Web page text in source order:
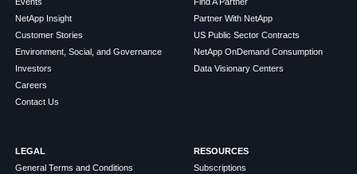
NetApp Insight
Customer Stories
Environment, Social, and Governance
Investors
Careers
Contact Us
Partner With NetApp
US Public Sector Contracts
NetApp OnDemand Consumption
Data Visionary Centers
LEGAL
General Terms and Conditions
RESOURCES
Subscriptions